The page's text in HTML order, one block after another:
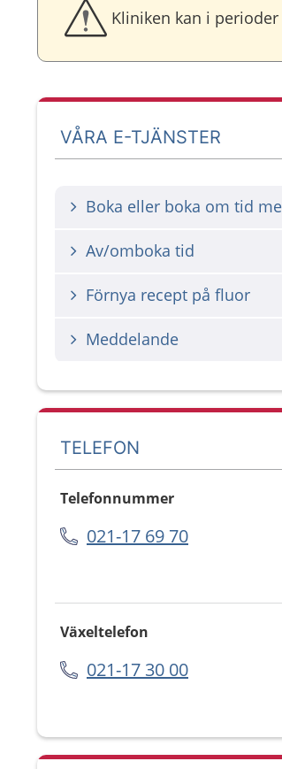
Kliniken kan i
VÅRA E-TJÄNSTER
Boka eller boka om tid
Av/omboka tid
Förnya recept på fluor
Meddelande
TELEFON
Telefonnummer
021-17 69 70
Växeltelefon
021-17 30 00